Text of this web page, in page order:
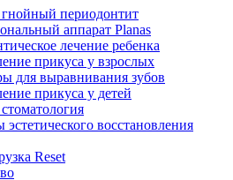
периодонтит
аппарат Planas
лечение ребенка
прикуса у взрослых
для выравнивания зубов
прикуса у детей
восстановления
Reset